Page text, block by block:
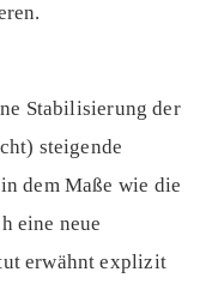
Stabilisierung der
steigende
dem Maße wie die
eine neue
erwähnt explizit